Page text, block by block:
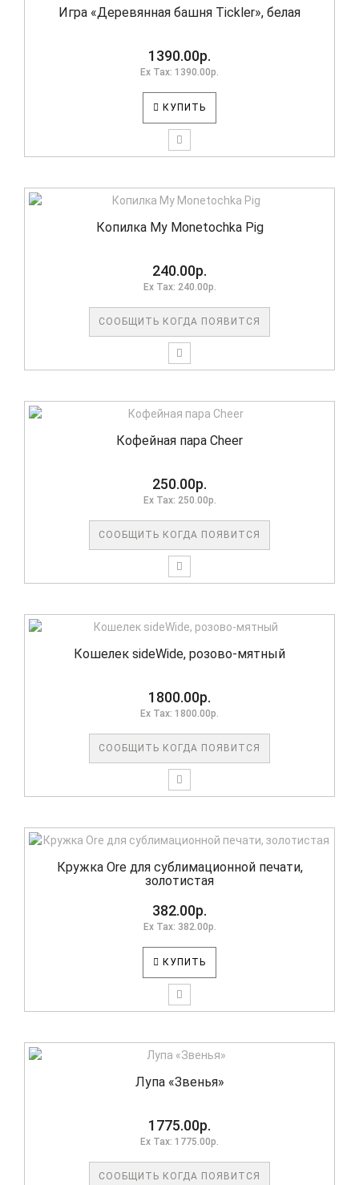
Игра «Деревянная башня Tickler», белая
1390.00р.
Ex Tax: 1390.00р.
КУПИТЬ
Копилка My Monetochka Pig
240.00р.
Ex Tax: 240.00р.
СООБЩИТЬ КОГДА ПОЯВИТСЯ
Кофейная пара Cheer
250.00р.
Ex Tax: 250.00р.
СООБЩИТЬ КОГДА ПОЯВИТСЯ
Кошелек sideWide, розово-мятный
1800.00р.
Ex Tax: 1800.00р.
СООБЩИТЬ КОГДА ПОЯВИТСЯ
Кружка Ore для сублимационной печати,
золотистая
382.00р.
Ex Tax: 382.00р.
КУПИТЬ
Лупа «Звенья»
1775.00р.
Ex Tax: 1775.00р.
СООБЩИТЬ КОГДА ПОЯВИТСЯ